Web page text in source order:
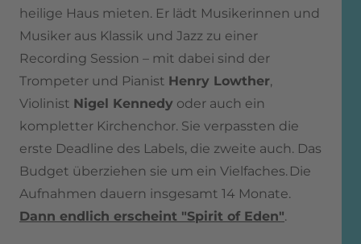
heilige Haus mieten. Er lädt Musikerinnen und
Musiker aus Klassik und Jazz zu einer
Recording Session – mit dabei sind der
Trompeter und Pianist Henry Lowther,
Violinist Nigel Kennedy oder auch ein
kompletter Kirchenchor. Sie verpassten die
erste Deadline des Labels, die zweite auch. Das
Budget überziehen sie um ein Vielfaches. Die
Aufnahmen dauern insgesamt 14 Monate.
Dann endlich erscheint "Spirit of Eden".